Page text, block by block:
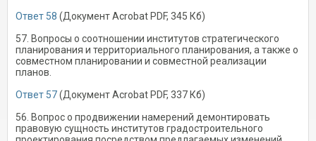
Ответ 58 (Документ Acrobat PDF, 345 Кб)
57. Вопросы о соотношении институтов стратегического
планирования и территориального планирования, а также о
совместном планировании и совместной реализации
планов.
Ответ 57(Документ Acrobat PDF, 337 Кб)
56. Вопрос о продвижении намерений демонтировать
правовую сущность институтов градостроительного